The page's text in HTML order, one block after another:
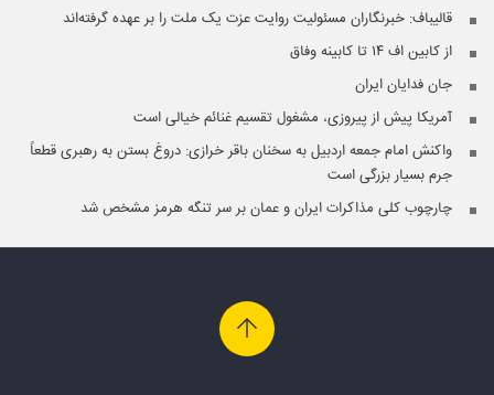
قالیباف: خبرنگاران مسئولیت روایت عزت یک ملت را بر عهده گرفته‌اند
از کابین اف ۱۴ تا کابینه وفاق
جان فدایان ایران
آمریکا پیش از پیروزی، مشغول تقسیم غنائم خیالی است
واکنش امام جمعه اردبیل به سخنان باقر خرازی: دروغ بستن به رهبری قطعاً
جرم بسیار بزرگی است
چارچوب کلی مذاکرات ایران و عمان بر سر تنگه هرمز مشخص شد